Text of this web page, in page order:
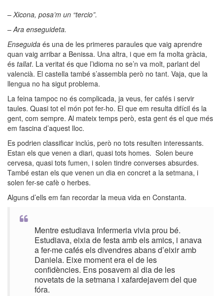
– Xicona, posa’m un “tercio”.
– Ara enseguideta.
Enseguida és una de les primeres paraules que vaig aprendre
quan vaig arribar a Benissa. Una altra, i que em fa molta gràcia,
és tallat. La veritat és que l’idioma no se’n va molt, parlant del
valencià. El castella també s’assembla però no tant. Vaja, que la
llengua no ha sigut problema.
La feina tampoc no és complicada, ja veus, fer cafés i servir
taules. Quasi tot el món pot fer-ho. El que em resulta difícil és la
gent, com sempre. Al mateix temps però, esta gent és el que més
em fascina d’aquest lloc.
Es podrien classificar inclús, però no tots resulten interessants.
Estan els que venen a diari, quasi tots homes. Solen beure
cervesa, quasi tots fumen, i solen tindre converses absurdes.
També estan els que venen un dia en concret a la setmana, i
solen fer-se cafè o herbes.
Alguns d’ells em fan recordar la meua vida en Constanta.
Mentre estudiava Infermeria vivia prou bé.
Estudiava, eixia de festa amb els amics, i anava
a fer-me cafés els divendres abans d’eixir amb
Daniela. Eixe moment era el de les
confidències. Ens posavem al dia de les
novetats de la setmana i xafardejavem del que
fóra.